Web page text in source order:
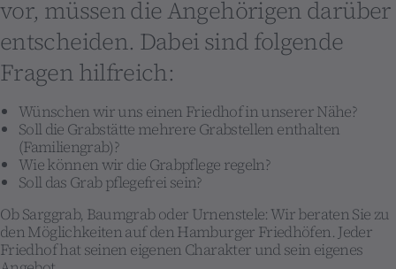
vor, müssen die Angehörigen darüber
entscheiden. Dabei sind folgende
Fragen hilfreich:
Wünschen wir uns einen Friedhof in unserer Nähe?
Soll die Grabstätte mehrere Grabstellen enthalten
(Familiengrab)?
Wie können wir die Grabpflege regeln?
Soll das Grab pflegefrei sein?
Ob Sarggrab, Baumgrab oder Urnenstele: Wir beraten Sie zu
den Möglichkeiten auf den Hamburger Friedhöfen. Jeder
Friedhof hat seinen eigenen Charakter und sein eigenes